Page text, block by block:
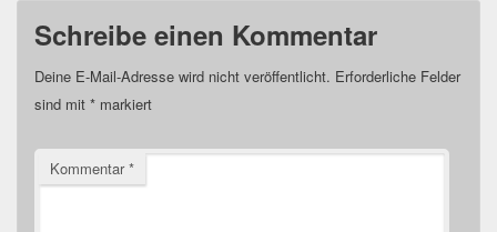
Schreibe einen Kommentar
Deine E-Mail-Adresse wird nicht veröffentlicht. Erforderliche Felder
sind mit * markiert
Kommentar*